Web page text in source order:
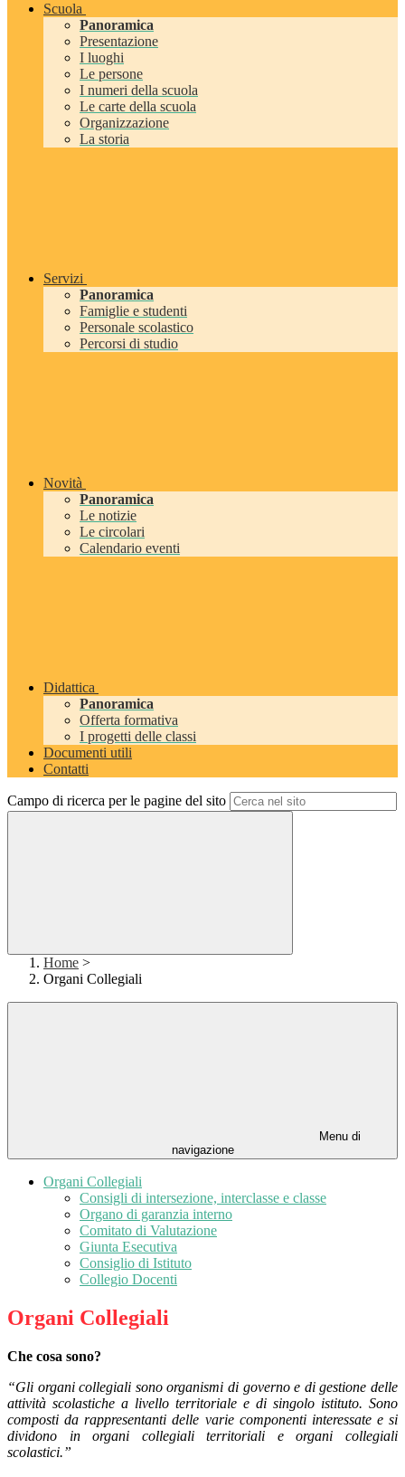
Scuola
Panoramica
Presentazione
I luoghi
Le persone
I numeri della scuola
Le carte della scuola
Organizzazione
La storia
Servizi
Panoramica
Famiglie e studenti
Personale scolastico
Percorsi di studio
Novità
Panoramica
Le notizie
Le circolari
Calendario eventi
Didattica
Panoramica
Offerta formativa
I progetti delle classi
Documenti utili
Contatti
Campo di ricerca per le pagine del sito
Home >
Organi Collegiali
Menu di
navigazione
Organi Collegiali
Consigli di intersezione, interclasse e classe
Organo di garanzia interno
Comitato di Valutazione
Giunta Esecutiva
Consiglio di Istituto
Collegio Docenti
Organi Collegiali
Che cosa sono?
“Gli organi collegiali sono organismi di governo e di gestione delle
attività scolastiche a livello territoriale e di singolo istituto. Sono
composti da rappresentanti delle varie componenti interessate e si
dividono in organi collegiali territoriali e organi collegiali
scolastici.”